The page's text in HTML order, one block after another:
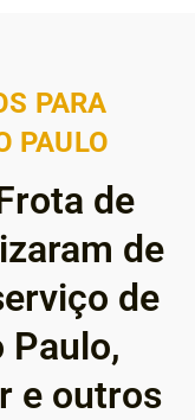
PARA
PAULO
de
de
de
Paulo,
e outros